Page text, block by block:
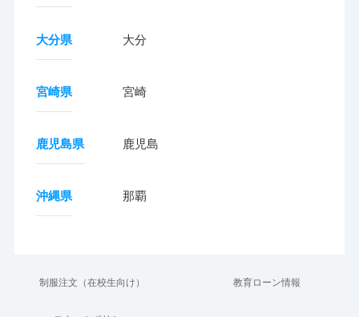
大分県 大分
宮崎県 宮崎
鹿児島県 鹿児島
沖縄県 那覇
制服注文（在校生向け） 教育ローン情報